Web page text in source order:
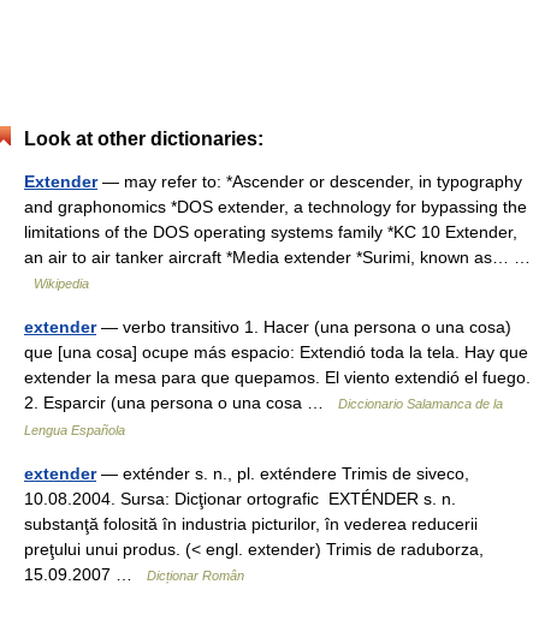
Look at other dictionaries:
Extender— may refer to: *Ascender or descender, in typography
and graphonomics *DOS extender, a technology for bypassing the
limitations of the DOS operating systems family *KC 10 Extender,
an air to air tanker aircraft *Media extender *Surimi, known as… …
Wikipedia
extender— verbo transitivo 1. Hacer (una persona o una cosa)
que [una cosa] ocupe más espacio: Extendió toda la tela. Hay que
extender la mesa para que quepamos. El viento extendió el fuego.
2. Esparcir (una persona o una cosa …
Diccionario Salamanca de la
Lengua Española
extender— exténder s. n., pl. exténdere Trimis de siveco,
10.08.2004. Sursa: Dicţionar ortografic EXTÉNDER s. n.
substanţă folosită în industria picturilor, în vederea reducerii
preţului unui produs. (< engl. extender) Trimis de raduborza,
15.09.2007 …
Dicționar Român